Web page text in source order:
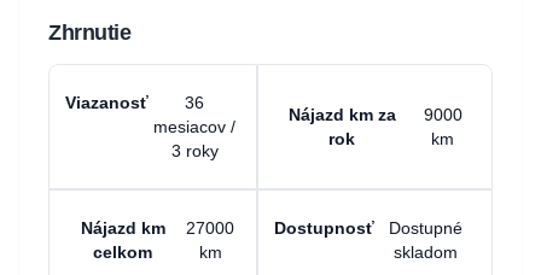
Zhrnutie
Viazanosť
36
mesiacov /
3 roky
Nájazd km za
rok
9000
km
Nájazd km
celkom
27000
km
Dostupnosť
Dostupné
skladom